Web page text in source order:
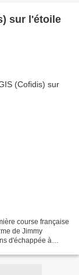
sur l'étoile
course française
de Jimmy
d'échappée à